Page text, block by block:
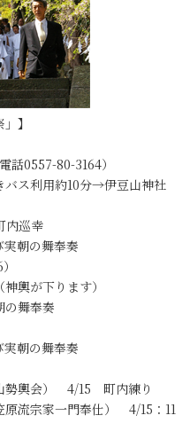
】
話0557-80-3164）
バス利用約10分→伊豆山神社
巡幸
朝の舞奉奏
が下ります）
舞奉奏
朝の舞奉奏
勢輿会） 4/15 町内練り
流宗家一門奉仕） 4/15：11